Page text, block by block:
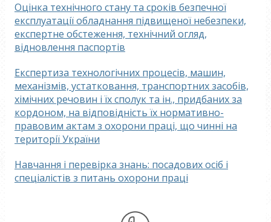
Оцінка технічного стану та сроків безпечної
експлуатації обладнання підвищеної небезпеки,
експертне обстеження, технічний огляд,
відновлення паспортів
Експертиза технологічних процесів, машин,
механізмів, устатковання, транспортних засобів,
хімічних речовин і їх сполук та ін., придбаних за
кордоном, на відповідність їх нормативно-
правовим актам з охорони праці, що чинні на
території України
Навчання і перевірка знань: посадових осіб і
спеціалістів з питань охорони праці